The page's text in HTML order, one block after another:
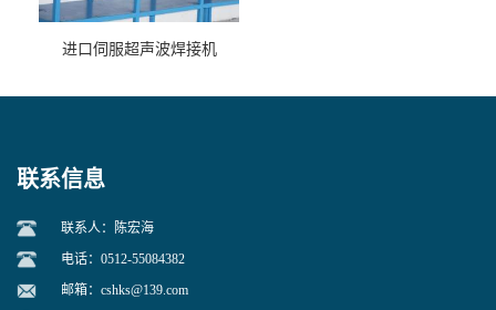
进口伺服超声波焊接机
联系信息
联系人：陈宏海
电话：0512-55084382
邮箱： cshks@139.com